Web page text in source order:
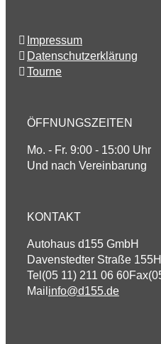
Impressum
Datenschutzerklärung
Tourne
ÖFFNUNGSZEITEN
Mo. - Fr. 9:00 - 15:00 Uhr
Und nach Vereinbarung
KONTAKT
Autohaus d155 GmbH
Davenstedter Straße 155
Tel (05 11) 211 06 60Fax
Mail info@d155.de